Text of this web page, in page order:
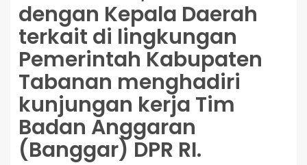
dengan Kepala Daerah
terkait di lingkungan
Pemerintah Kabupaten
Tabanan menghadiri
kunjungan kerja Tim
Badan Anggaran
(Banggar) DPR RI.